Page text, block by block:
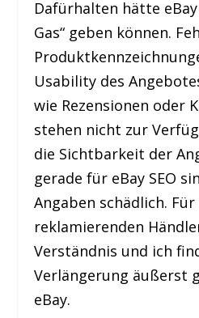
Dafürhalten hätte
Gas“ geben können.
Usability des
wie Rezensionen oder
stehen nicht zur
die Sichtbarkeit der
gerade für eBay SEO
Angaben schädlich. Für
reklamierenden
Verständnis und ich
Verlängerung äußerst
eBay.